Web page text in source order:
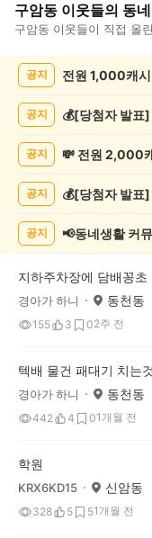
구암동 이웃들의 동
구암동 이웃들이 직접 올린
록
공지 전원 1,000캐
공지
공지
공지
공지 📢동네생활 커
지하주차장에 담배꽁초
경아가 하니 동천동
155 3 02주 전
텍배 물건 패대기 치는
경아가 하니 동천동
442 4 01개월 전
학원
KRX6KD15 신암동
328 5 51개월 전